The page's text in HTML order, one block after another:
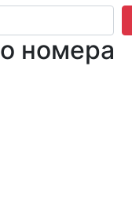
номера